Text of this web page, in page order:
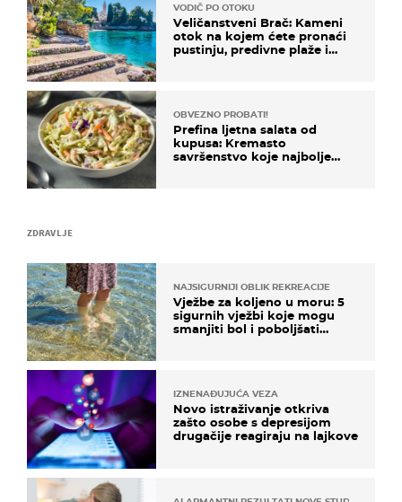
ZDRAVLJE
NAJSIGURNIJI OBLIK REKREACIJE
Vježbe za koljeno u moru: 5
sigurnih vježbi koje mogu
smanjiti bol i poboljšati
IZNENAĐUJUĆA VEZA
Novo istraživanje otkriva
zašto osobe s depresijom
drugačije reagiraju na lajkove
VODIČ PO OTOKU
Veličanstveni Brač: Kameni
otok na kojem ćete pronaći
pustinju, predivne plaže i
OBVEZNO PROBATI!
Prefina ljetna salata od
kupusa: Kremasto
savršenstvo koje najbolje